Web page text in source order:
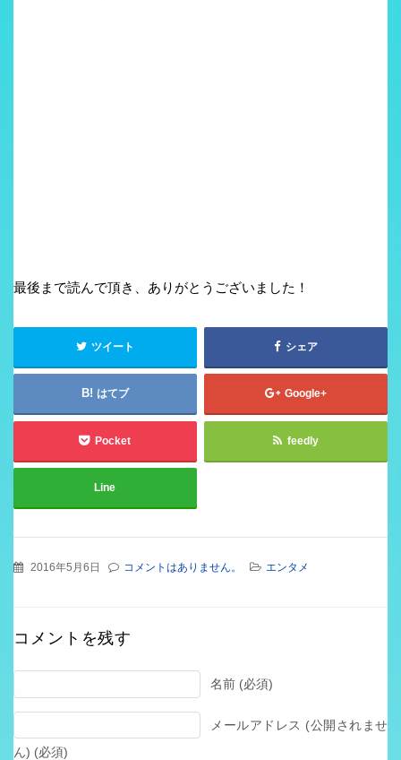
最後まで読んで頂き、ありがとうございました！
ツイート シェア
はてブ Google+
Pocket feedly
Line
2016年5月6日 コメントはありません。 エンタメ
コメントを残す
名前 (必須)
メールアドレス (公開されませ
ん) (必須)